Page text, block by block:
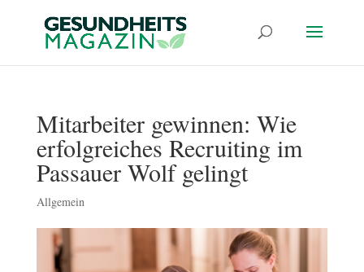
Mitarbeiter gewinnen: Wie
erfolgreiches Recruiting im
Passauer Wolf gelingt
Allgemein